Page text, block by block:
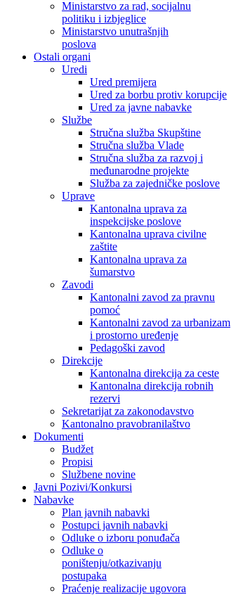
Ministarstvo za rad, socijalnu
politiku i izbjeglice
Ministarstvo unutrašnjih
poslova
Ostali organi
Uredi
Ured premijera
Ured za borbu protiv korupcije
Ured za javne nabavke
Službe
Stručna služba Skupštine
Stručna služba Vlade
Stručna služba za razvoj i
međunarodne projekte
Služba za zajedničke poslove
Uprave
Kantonalna uprava za
inspekcijske poslove
Kantonalna uprava civilne
zaštite
Kantonalna uprava za
šumarstvo
Zavodi
Kantonalni zavod za pravnu
pomoć
Kantonalni zavod za urbanizam
i prostorno uređenje
Pedagoški zavod
Direkcije
Kantonalna direkcija za ceste
Kantonalna direkcija robnih
rezervi
Sekretarijat za zakonodavstvo
Kantonalno pravobranilaštvo
Dokumenti
Budžet
Propisi
Službene novine
Javni Pozivi/Konkursi
Nabavke
Plan javnih nabavki
Postupci javnih nabavki
Odluke o izboru ponuđača
Odluke o
poništenju/otkazivanju
postupaka
Praćenje realizacije ugovora